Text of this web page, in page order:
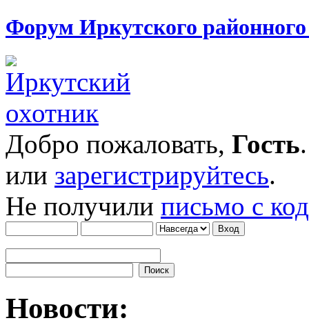
Форум Иркутского
Добро пожаловать, Гость
или зарегистрируйтесь.
Не получили письмо с
Новости: